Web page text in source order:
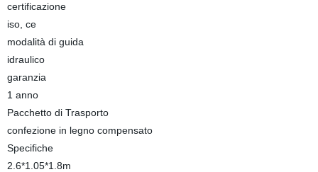
certificazione
iso, ce
modalità di guida
idraulico
garanzia
1 anno
Pacchetto di Trasporto
confezione in legno compensato
Specifiche
2.6*1.05*1.8m